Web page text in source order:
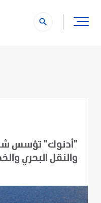
التشغيلية والربحيةsearch
"أدنوك" تؤسس
والنقل البحري